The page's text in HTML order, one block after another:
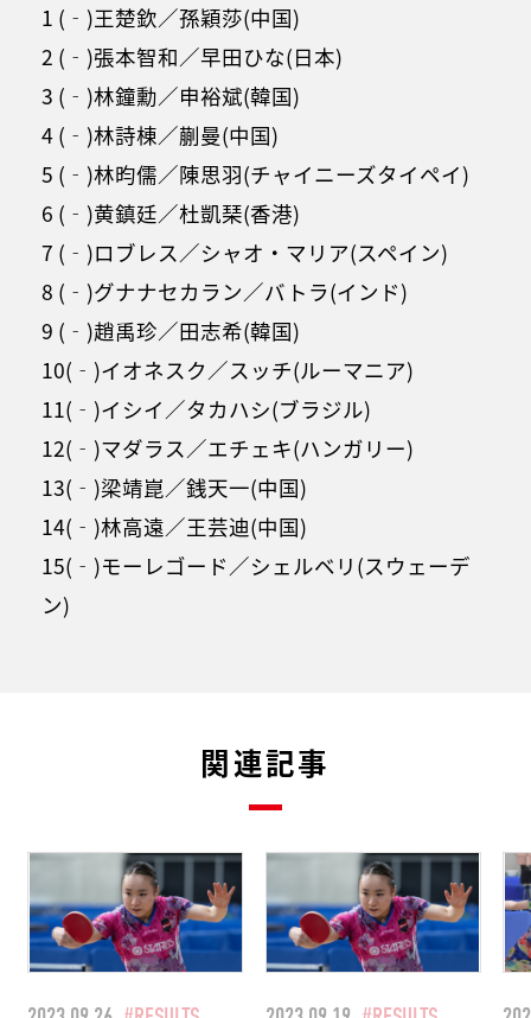
1 (‐)王楚欽／孫穎莎(中国)
2 (‐)張本智和／早田ひな(日本)
3 (‐)林鐘勳／申裕斌(韓国)
4 (‐)林詩棟／蒯曼(中国)
5 (‐)林昀儒／陳思羽(チャイニーズタイペイ)
6 (‐)黄鎮廷／杜凱琹(香港)
7 (‐)ロブレス／シャオ・マリア(スペイン)
8 (‐)グナナセカラン／バトラ(インド)
9 (‐)趙禹珍／田志希(韓国)
10(‐)イオネスク／スッチ(ルーマニア)
11(‐)イシイ／タカハシ(ブラジル)
12(‐)マダラス／エチェキ(ハンガリー)
13(‐)梁靖崑／銭天一(中国)
14(‐)林高遠／王芸迪(中国)
15(‐)モーレゴード／シェルベリ(スウェーデ
ン)
関連記事